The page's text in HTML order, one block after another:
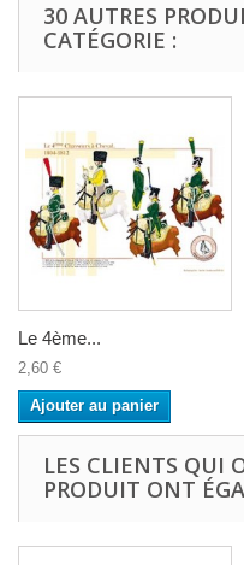
30 AUTRES
CATÉGORIE :
Le 4ème...
2,60 €
Ajouter au panier
LES CLIENTS QUI
PRODUIT ONT